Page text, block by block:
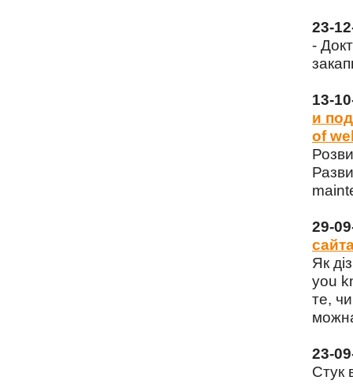
23-
-
13-
и
of
29-
Як
you
те,
23-
Стук